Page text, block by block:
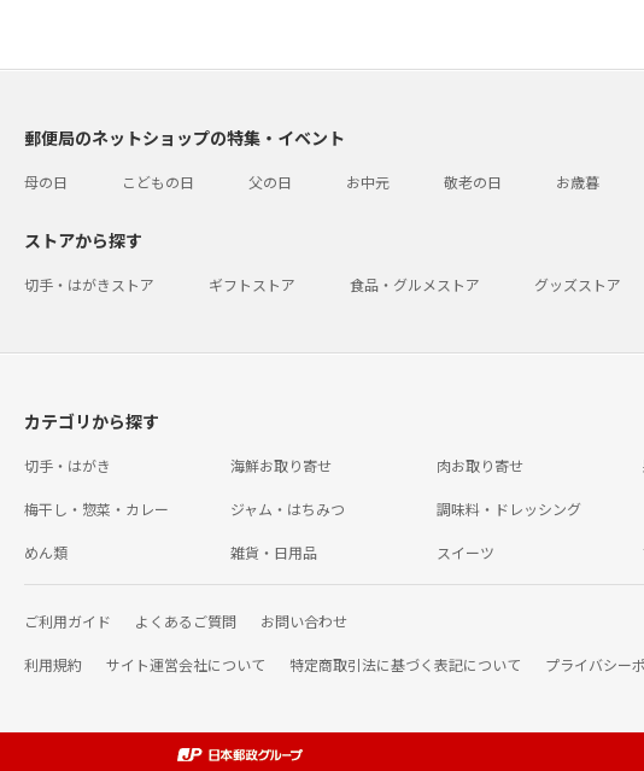
郵便局のネットショップの特集・イベント
母の日 こどもの日 父の日 お中元 敬老の日 お歳暮
ストアから探す
切手・はがきストア ギフトストア 食品・グルメストア グッズストア
カテゴリから探す
切手・はがき 海鮮お取り寄せ 肉お取り寄せ
梅干し・惣菜・カレー ジャム・はちみつ 調味料・ドレッシング
めん類 雑貨・日用品 スイーツ
ご利用ガイド よくあるご質問 お問い合わせ
利用規約 サイト運営会社について 特定商取引法に基づく表記について プライバシー